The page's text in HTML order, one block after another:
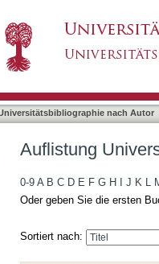
nach Autor
Auflistung
0-9 A B C D E F G H J K L
Oder geben Sie die ersten
Sortiert nach: